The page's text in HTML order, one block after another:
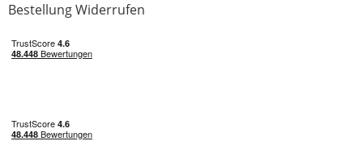
Bestellung Widerrufen